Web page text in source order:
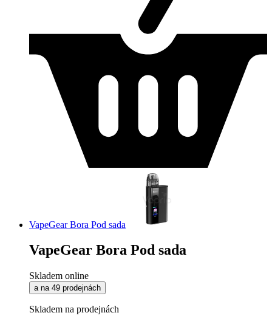
VapeGear Bora Pod sada
VapeGear Bora Pod sada
Skladem online
a na 49 prodejnách
Skladem na prodejnách